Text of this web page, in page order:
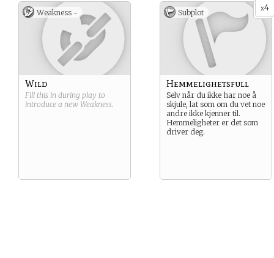
Weakness -
Wild
Fill this in during play to
introduce a new Weakness.
x4
Subplot
Hemmelighetsfull
Selv når du ikke har noe å
skjule, lat som om du vet noe
andre ikke kjenner til.
Hemmeligheter er det som
driver deg.